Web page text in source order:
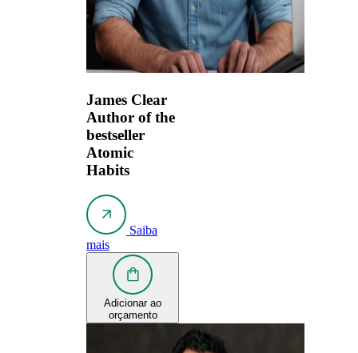
James Clear
Author of the
bestseller
Atomic
Habits
Saiba
mais
Adicionar ao
orçamento